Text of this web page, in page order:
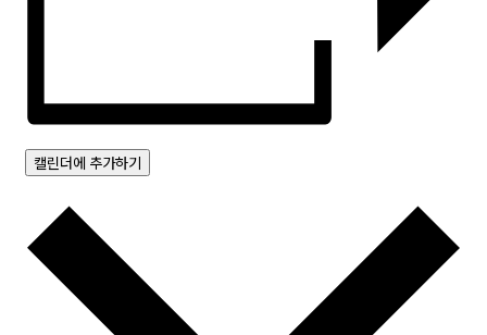
캘린더에 추가하기